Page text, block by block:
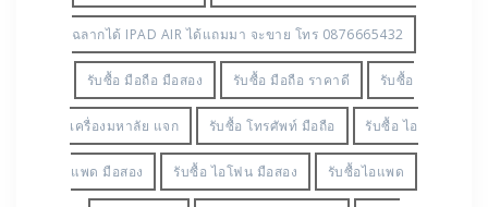
ฉลากได้ IPAD AIR ได้แถมมา จะขาย โทร 0876665432
รับซื้อ มือถือ มือสอง รับซื้อ มือถือ ราคาดี รับซื้อ
เครื่องมหาลัย แจก รับซื้อ โทรศัพท์ มือถือ รับซื้อ ไอ
แพด มือสอง รับซื้อ ไอโฟน มือสอง รับซื้อไอแพด